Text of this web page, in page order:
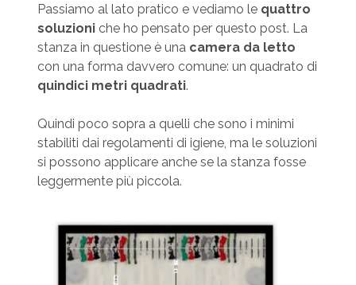
Passiamo al lato pratico e vediamo le quattro
soluzioni che ho pensato per questo post. La
stanza in questione è una camera da letto
con una forma davvero comune: un quadrato di
quindici metri quadrati.
Quindi poco sopra a quelli che sono i minimi
stabiliti dai regolamenti di igiene, ma le soluzioni
si possono applicare anche se la stanza fosse
leggermente più piccola.